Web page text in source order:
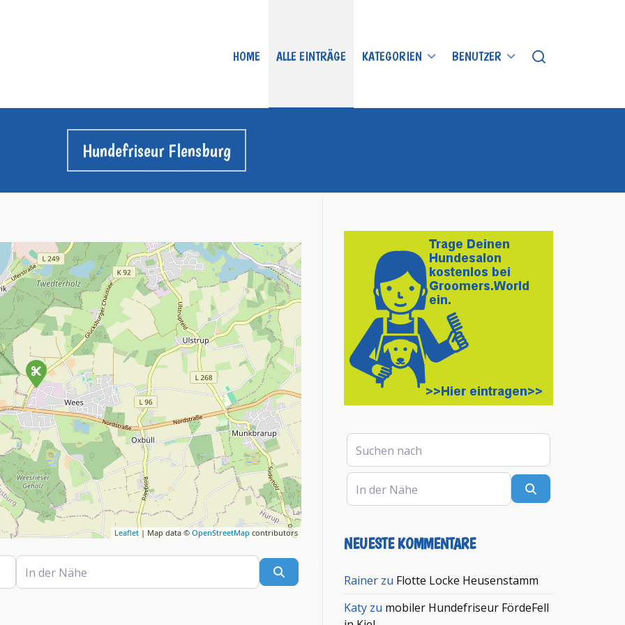
HOME ALLE EINTRÄGE KATEGORIEN BENUTZER
Hundefriseur Flensburg
Leaflet | Map data ©OpenStreetMap contributors
In der Nähe
Suchen nach
In der Nähe
NEUESTE KOMMENTARE
Rainer zu Flotte Locke Heusenstamm
Katy zu mobiler Hundefriseur FördeFell